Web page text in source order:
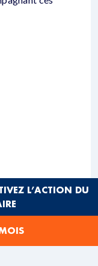
L’ACTION DU